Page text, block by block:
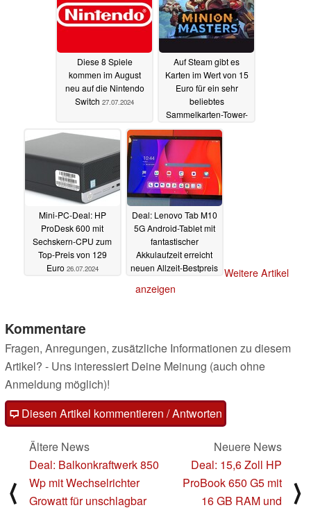
Diese 8 Spiele
kommen im August
neu auf die Nintendo
Switch 27.07.2024
Auf Steam gibt es
Karten im Wert von 15
Euro für ein sehr
beliebtes
Sammelkarten-Tower-
Defense geschenkt
27.07.2024
Mini-PC-Deal: HP
ProDesk 600 mit
Sechskern-CPU zum
Top-Preis von 129
Euro 26.07.2024
Deal: Lenovo Tab M10
5G Android-Tablet mit
fantastischer
Akkulaufzeit erreicht
neuen Allzeit-Bestpreis Weitere Artikel
anzeigen
Kommentare
Fragen, Anregungen, zusätzliche Informationen zu diesem
Artikel? - Uns interessiert Deine Meinung (auch ohne
Anmeldung möglich)!
Diesen Artikel kommentieren / Antworten
⟨
Ältere News
Deal: Balkonkraftwerk 850
Wp mit Wechselrichter
Growatt für unschlagbar
Neuere News
Deal: 15,6 Zoll HP
ProBook 650 G5 mit
16 GB RAM und
⟩